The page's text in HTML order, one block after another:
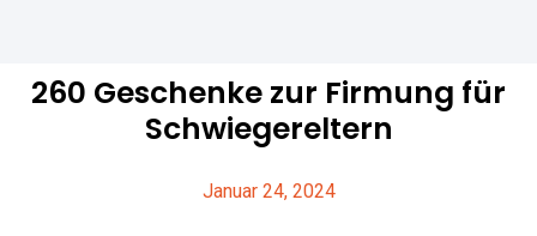
260 Geschenke zur Firmung für
Schwiegereltern
Januar 24, 2024